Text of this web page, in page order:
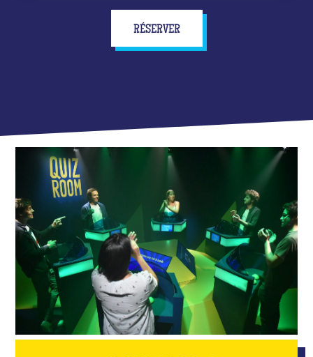
RÉSERVER